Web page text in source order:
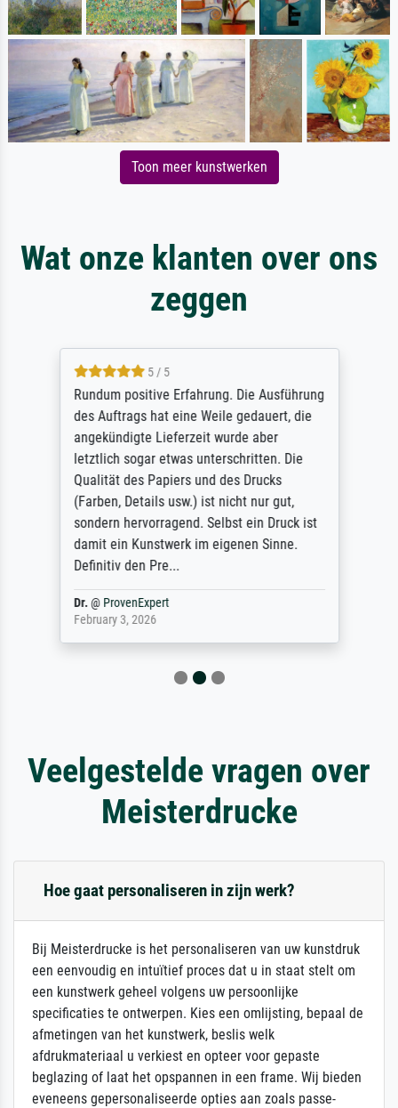
Toon meer kunstwerken
Wat onze klanten over ons
zeggen
5 / 5
Rundum positive Erfahrung. Die Ausführung
des Auftrags hat eine Weile gedauert, die
angekündigte Lieferzeit wurde aber
letztlich sogar etwas unterschritten. Die
Qualität des Papiers und des Drucks
(Farben, Details usw.) ist nicht nur gut,
sondern hervorragend. Selbst ein Druck ist
damit ein Kunstwerk im eigenen Sinne.
Definitiv den Pre...
Dr.@ ProvenExpert
February 3, 2026
Veelgestelde vragen over
Meisterdrucke
Hoe gaat personaliseren in zijn werk?
Bij Meisterdrucke is het personaliseren van uw kunstdruk
een eenvoudig en intuïtief proces dat u in staat stelt om
een kunstwerk geheel volgens uw persoonlijke
specificaties te ontwerpen. Kies een omlijsting, bepaal de
afmetingen van het kunstwerk, beslis welk
afdrukmateriaal u verkiest en opteer voor gepaste
beglazing of laat het opspannen in een frame. Wij bieden
eveneens gepersonaliseerde opties aan zoals passe-